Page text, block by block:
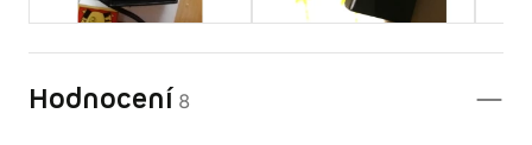
Hodnocení 8